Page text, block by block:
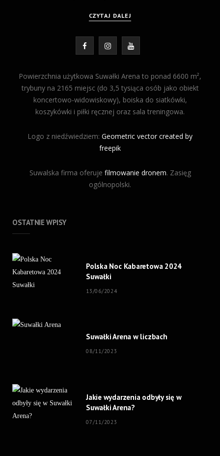
CZYTAJ DALEJ
F
c
e
o
k
I
s
t
a
g
r
a
m
Y
u
T
b
Powierzchnia użytkowa Suwałki Arena to ponad 6600 m²,
trybuny na 2165 miejsc (do 3,5 tysiąca osób jako obiekt
koncertowo-widowiskowy), boiska do siatkówki,
koszykówki i piłki ręcznej oraz sala treningowa.
Logo z niedźwiedziem: Geometric vector created by
freepik
Suwalska firma oferuje filmowanie dronem. Zasięg
ogólnopolski.
OSTATNIE WPISY
Polska Noc Kabaretowa 2024
Suwałki
13/06/2024
Suwałki Arena w liczbach
08/11/2023
Jakie wydarzenia odbyły się w
Suwałki Arena?
07/11/2023